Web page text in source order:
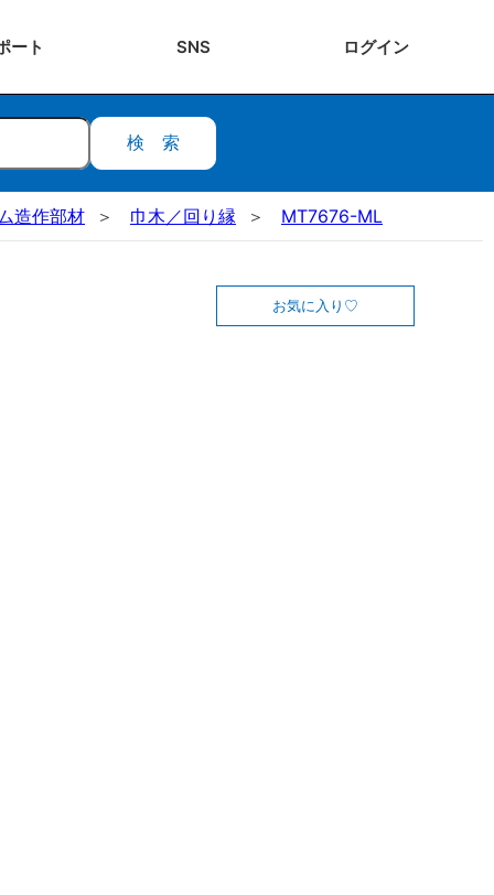
ート SNS ログイン
検索
造作部材 巾木／回り縁 MT7676-ML
お気に入り